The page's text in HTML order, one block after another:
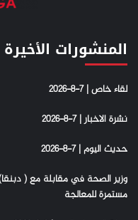
المنشورات الأخيرة
لقاء خاص | 7-8-2026
نشرة الاخبار | 7-8-2026
حديث اليوم | 7-8-2026
وزير الصحة في مقابلة مع (
مستمرة للمعالجة